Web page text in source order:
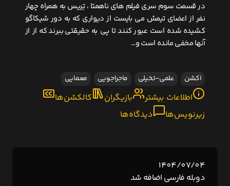
در قسمت سوم سری فیلم های ناهمتا ، تِریس به همراه چهار
نفر از اعضای تیمش می بایست از دیواری که به دور شیکاگو
کشیده شده است عبور کنند تا پی به حقیقتی ببرند که از از
آنها مخفی مانده است و…
اکشن علمی-تخیلی ماجراجویی معمایی
اطلاعات بیشتر بازیگران
کالکشن‌ها
زیرنویس‌ها
دیدگاه‌ها
1404/07/04
دوبله فارسی اضافه شد